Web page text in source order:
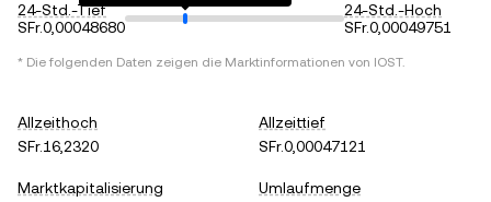
24-Std.-Tief
SFr.0,00048680
24-Std.-Hoch
SFr.0,00049751
* Die folgenden Daten zeigen die Marktinformationen von IOST.
Allzeithoch
SFr.16,2320
Allzeittief
SFr.0,00047121
Marktkapitalisierung
Umlaufmenge